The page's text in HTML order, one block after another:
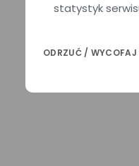
statystyk
ODRZUĆ /